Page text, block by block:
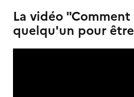
La vidéo
quelqu'un pour